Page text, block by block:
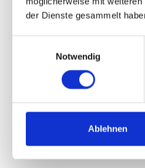
der Dienste gesammelt
Notwendig
Ablehnen